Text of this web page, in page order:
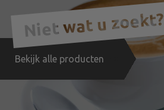
Niet wat u zoekt?
Bekijk alle producten